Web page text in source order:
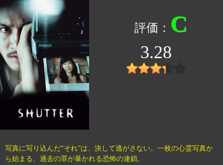
C
3.28
写真に写り込んだ“それ”は、決して逃がさない。一枚の心霊写真か
ら始まる、過去の罪が暴かれる恐怖の連鎖。